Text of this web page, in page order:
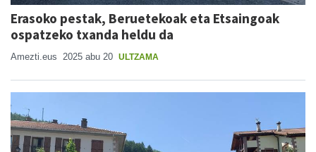
Erasoko pestak, Beruetekoak eta Etsaingoak
ospatzeko txanda heldu da
Amezti.eus 2025 abu 20 ULTZAMA